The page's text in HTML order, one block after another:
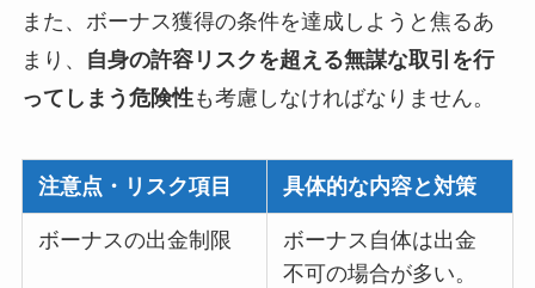
また、ボーナス獲得の条件を達成しようと焦るあ
まり、
自身の許容リスクを超える無謀な取引を行
ってしまう危険性も考慮しなければなりません。
注意点・リスク項目 具体的な内容と対策
ボーナスの出金制限
ボーナス自体は出金
不可の場合が多い。